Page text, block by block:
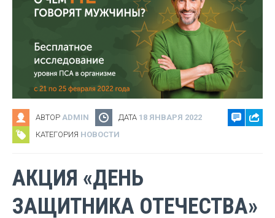
АВТОР ADMIN ДАТА 18 ЯНВАРЯ 2022
КАТЕГОРИЯ НОВОСТИ
АКЦИЯ «ДЕНЬ
ЗАЩИТНИКА ОТЕЧЕСТВА»